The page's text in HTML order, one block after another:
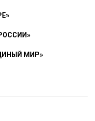
МИР»